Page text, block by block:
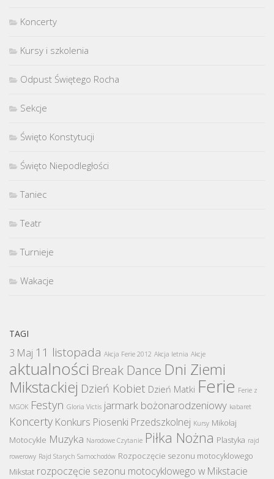
Koncerty
Kursy i szkolenia
Odpust Świętego Rocha
Sekcje
Święto Konstytucji
Święto Niepodległości
Taniec
Teatr
Turnieje
Wakacje
TAGI
3 Maj 11 listopada Akcja Ferie 2012 Akcja letnia Akcje
aktualności Break Dance Dni Ziemi
Mikstackiej Dzień Kobiet Dzień Matki Ferie Ferie z
MGOK Festyn Gloria Victis jarmark bożonarodzeniowy kabaret
Koncerty Konkurs Piosenki Przedszkolnej Kursy Mikołaj
Motocykle Muzyka Narodowe Czytanie Piłka Nożna Plastyka rajd
rowerowy Rajd Starych Samochodów Rozpoczęcie sezonu motocyklowego
Mikstat rozpoczęcie sezonu motocyklowego w Mikstacie